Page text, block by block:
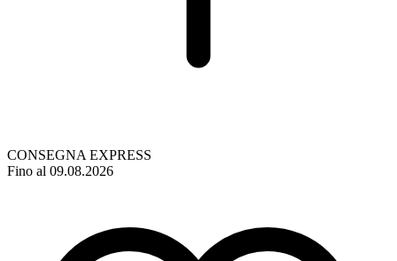
CONSEGNA EXPRESS
Fino al 09.08.2026